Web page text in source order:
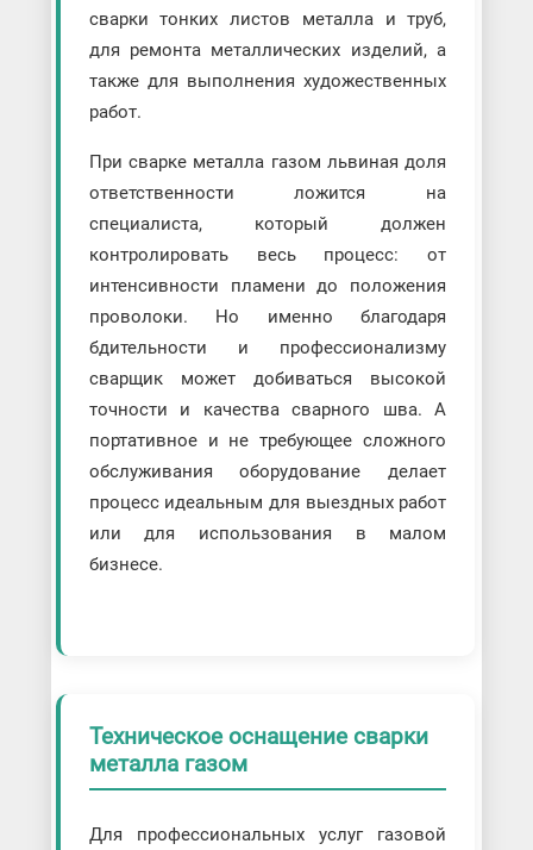
сварки тонких листов металла и труб,
для ремонта металлических изделий, а
также для выполнения художественных
работ.
При сварке металла газом львиная доля
ответственности ложится на
специалиста, который должен
контролировать весь процесс: от
интенсивности пламени до положения
проволоки. Но именно благодаря
бдительности и профессионализму
сварщик может добиваться высокой
точности и качества сварного шва. А
портативное и не требующее сложного
обслуживания оборудование делает
процесс идеальным для выездных работ
или для использования в малом
бизнесе.
Техническое оснащение сварки
металла газом
Для профессиональных услуг газовой